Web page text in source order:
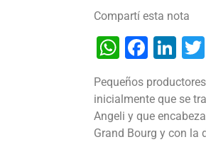
Compartí esta nota
Pequeños
inicialmente que se
Angeli y que
Grand Bourg y con la